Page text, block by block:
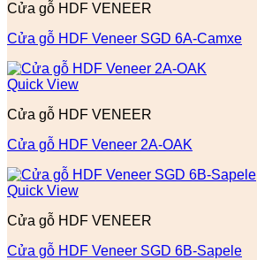
Cửa gỗ HDF VENEER
Cửa gỗ HDF Veneer SGD 6A-Camxe
Quick View
Cửa gỗ HDF VENEER
Cửa gỗ HDF Veneer 2A-OAK
Quick View
Cửa gỗ HDF VENEER
Cửa gỗ HDF Veneer SGD 6B-Sapele